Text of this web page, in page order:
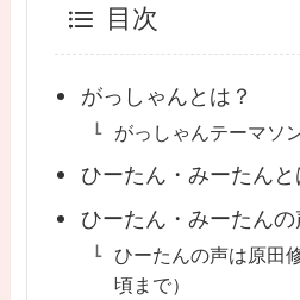
目次
がっしゃんとは？
がっしゃんテーマソ
ひーたん・みーたんと
ひーたん・みーたんの
ひーたんの声は原田
頃まで）